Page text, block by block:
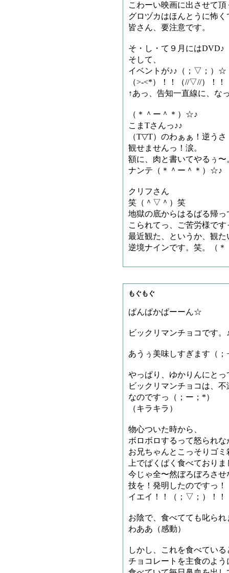
こわーい映画に出させて
グロヅカはほんとうに怖
皆さん、要注意です。
そ・し・て９月にはDVD♪
そして、
イベントが♪♪（；▽；）☆
（>-<*）！！（//▽//）！！
↑あっ、告知一直線に、な
（＊＾ー＾＊）☆♪
こまTさんっ♪♪
（T▽T）のわぁぁ！逆うさ
観せませんっ！涙。
額に、肉と書いてやるぅ〜
ナンテ（＊＾ー＾＊）☆♪
クリフさん
笑（＾▽＾）笑
地獄の底からはるばる帰っ
こられてっ、ご苦労様です
最近観た、というか、観た
逆境ナインです。笑。（＊
もぐもぐ
ぱんぱかぱーーん☆
ビックリマンチョコです。
あうぅ美味しすぎます（
やっぱり、ゆかりんにとっ
ビックリマンチョコは、
なのですっ（；ー；*）
（キラキラ）
物心ついた時から、
ボロボロするって怒られな
お兄ちゃんとこっそりゴミ
上でぱくぱく食べておりま
今じゃ全〜然ぼろぼろさ
技を！発明したのですっ！
イエイ！！（；▽；）！！
お陰で、食べてても叱ら
わああ（感動）
しかし、これを食べている
チョコレートを主食のよう